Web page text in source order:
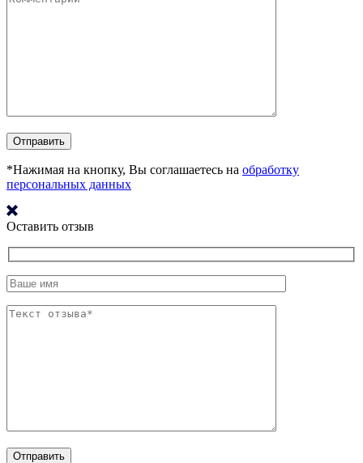
*Нажимая на кнопку, Вы соглашаетесь на обработку
персональных данных
Оставить отзыв